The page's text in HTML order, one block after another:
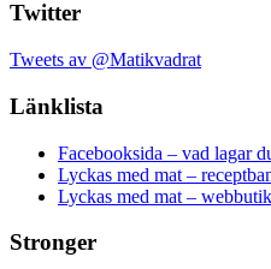
Twitter
Tweets av @Matikvadrat
Länklista
Facebooksida – vad lagar
Lyckas med mat –
Lyckas med mat – webbutik
Stronger